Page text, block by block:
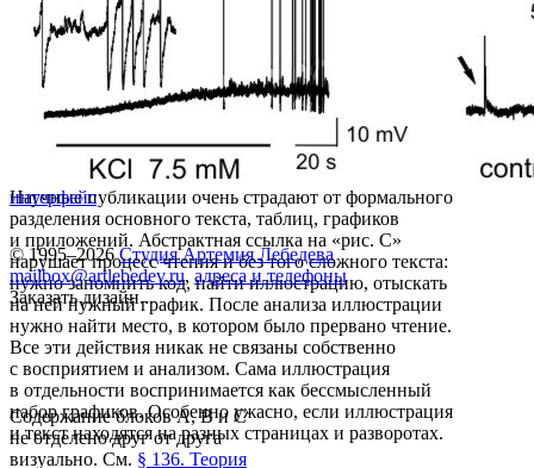
Научные публикации очень страдают от формального
разделения основного текста, таблиц, графиков
и приложений. Абстрактная ссылка на «рис. C»
нарушает процесс чтения и без того сложного текста:
нужно запомнить код, найти иллюстрацию, отыскать
на ней нужный график. После анализа иллюстрации
нужно найти место, в котором было прервано чтение.
Все эти действия никак не связаны собственно
с восприятием и анализом. Сама иллюстрация
в отдельности воспринимается как бессмысленный
набор графиков. Особенно ужасно, если иллюстрация
и текст находятся на разных страницах и разворотах.
Содержание блоков A, B и C
не отделено друг от друга
визуально. См. § 136. Теория
интерфейс
© 1995–2026 Студия Артемия Лебедева
mailbox@artlebedev.ru, адреса и телефоны
Заказать дизайн...